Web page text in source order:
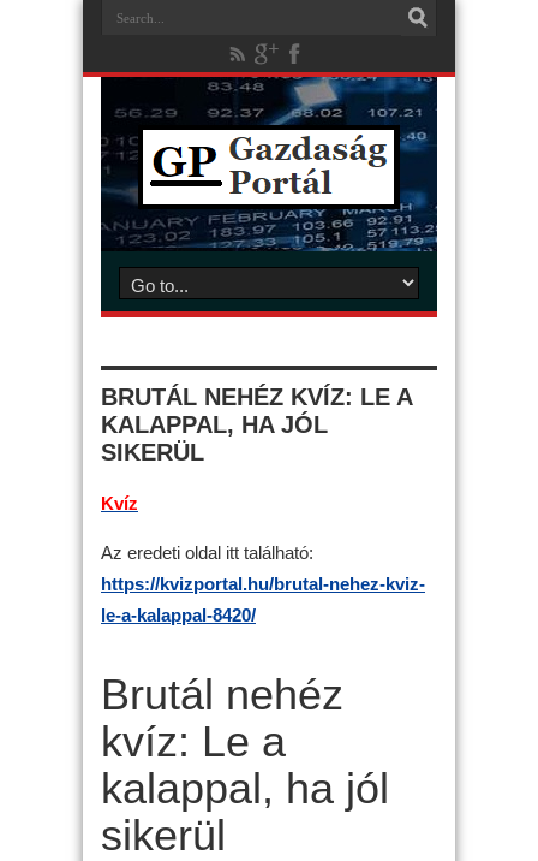
BRUTÁL NEHÉZ KVÍZ: LE A
KALAPPAL, HA JÓL
SIKERÜL
Kvíz
Az eredeti oldal itt található:
https://kvizportal.hu/brutal-nehez-kviz-
le-a-kalappal-8420/
Brutál nehéz
kvíz: Le a
kalappal, ha jól
sikerül